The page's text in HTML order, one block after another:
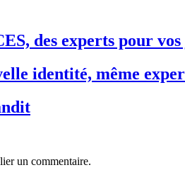
des experts pour vos
identité, même
un commentaire.